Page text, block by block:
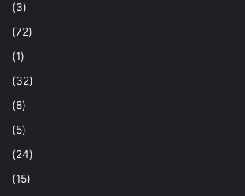
(3)
(72)
(1)
(32)
(8)
(5)
(24)
(15)